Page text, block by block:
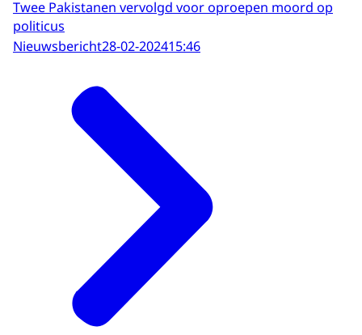
Twee Pakistanen vervolgd voor oproepen moord op
politicus
Nieuwsbericht28-02-202415:46